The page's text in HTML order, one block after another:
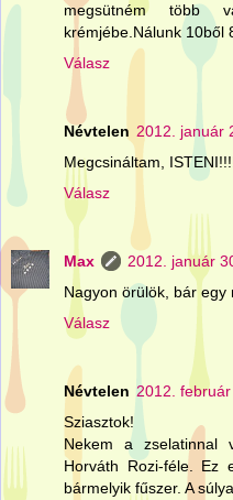
megsütném több
krémjébe.Nálunk 10ből
Válasz
Névtelen 2012. január
Megcsináltam,
Válasz
Max
2012. január
Nagyon örülök, bár egy
Válasz
Névtelen 2012.
Sziasztok!
Nekem a zselatinnal
Horváth Rozi-féle. Ez
bármelyik fűszer. A